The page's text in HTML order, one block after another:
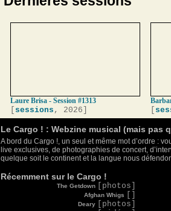
Laure Brisa - Session #1313
sessions , 2026]
Le Cargo ! : Webzine musical (mais pas
A bord du Cargo !, un seul et même mot d’ordre :
live exclusives, de photographies de concert,
quelque soit le continent et la langue nous
Récemment sur le Cargo !
The Getdown [photos]
Afghan Whigs
Deary [photos]